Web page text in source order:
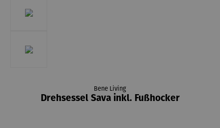
Bene Living
Drehsessel Sava inkl. Fußhocker